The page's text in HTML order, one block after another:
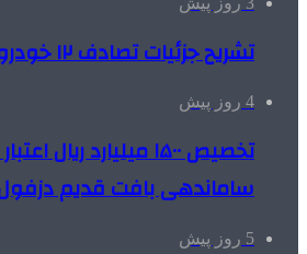
تشریح جزئیات تصادف ۱۲ خودرو با ۱۹ مصدوم
4 روز پیش
تخصیص ۱۵۰۰ میلیارد ریال
ساماندهی بافت قدیم
5 روز پیش